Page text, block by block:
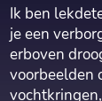
Ik ben
je een
erboven
voorbeelden